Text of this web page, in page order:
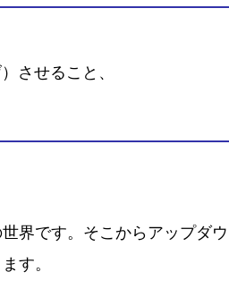
させること、
界です。そこからアップダウ
す。